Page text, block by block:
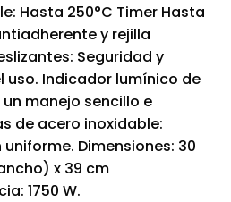
Hasta 250°C Timer Hasta
y rejilla
Seguridad y
Indicador lumínico de
manejo sencillo e
de acero inoxidable:
Dimensiones: 30
x 39 cm
1750 W.